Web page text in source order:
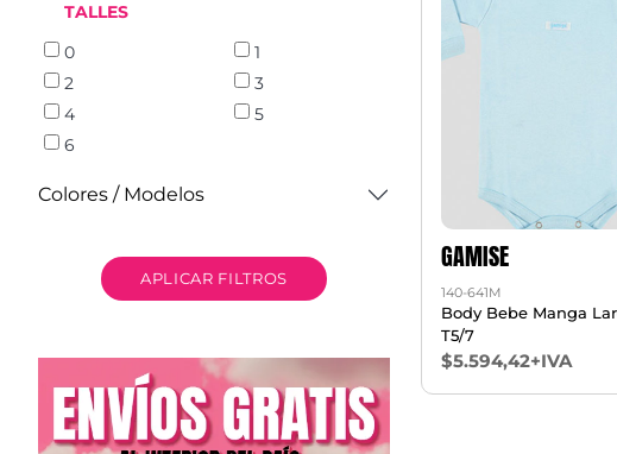
TALLES
0
1
2
3
4
5
6
Colores / Modelos
APLICAR FILTROS
GAMISE
140-641M
Body Bebe Manga
T5/7
$5.594,42+IVA